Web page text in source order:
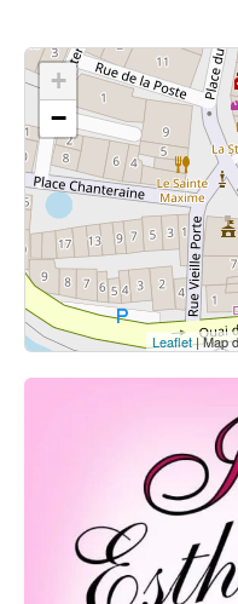
Cliquez sur le
+
−
Leaflet| Map